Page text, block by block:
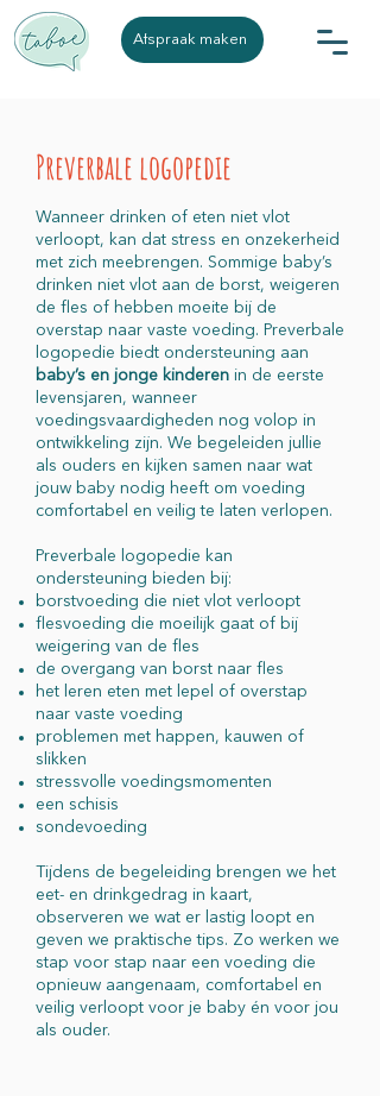
Afspraak maken
Preverbale logopedie
Wanneer drinken of eten niet vlot
verloopt, kan dat stress en onzekerheid
met zich meebrengen. Sommige baby’s
drinken niet vlot aan de borst, weigeren
de fles of hebben moeite bij de
overstap naar vaste voeding. Preverbale
logopedie biedt ondersteuning aan
baby’s en jonge kinderen in de eerste
levensjaren, wanneer
voedingsvaardigheden nog volop in
ontwikkeling zijn. We begeleiden jullie
als ouders en kijken samen naar wat
jouw baby nodig heeft om voeding
comfortabel en veilig te laten verlopen.
Preverbale logopedie kan
ondersteuning bieden bij:
borstvoeding die niet vlot verloopt
flesvoeding die moeilijk gaat of bij
weigering van de fles
de overgang van borst naar fles
het leren eten met lepel of overstap
naar vaste voeding
problemen met happen, kauwen of
slikken
stressvolle voedingsmomenten
een schisis
sondevoeding
Tijdens de begeleiding brengen we het
eet- en drinkgedrag in kaart,
observeren we wat er lastig loopt en
geven we praktische tips. Zo werken we
stap voor stap naar een voeding die
opnieuw aangenaam, comfortabel en
veilig verloopt voor je baby én voor jou
als ouder.